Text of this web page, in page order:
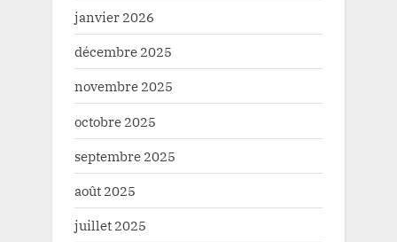
janvier 2026
décembre 2025
novembre 2025
octobre 2025
septembre 2025
août 2025
juillet 2025